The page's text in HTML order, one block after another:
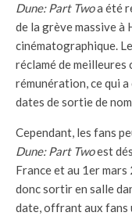
Dune: Part Twoa été
de la grève massive à
cinématographique.
réclamé de
rémunération, ce qui
dates de sortie de
Cependant, les fans
Dune: Part Twoest
France et au 1er
donc sortir en salle
date, offrant aux fans